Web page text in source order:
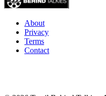
About
Privacy
Terms
Contact